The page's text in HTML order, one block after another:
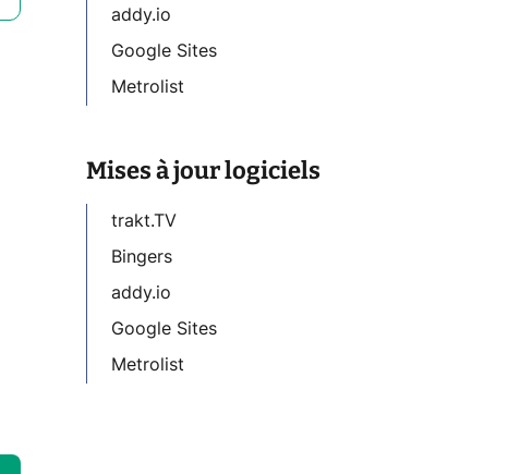
addy.io
Google Sites
Metrolist
Mises à jour logiciels
trakt.TV
Bingers
addy.io
Google Sites
Metrolist